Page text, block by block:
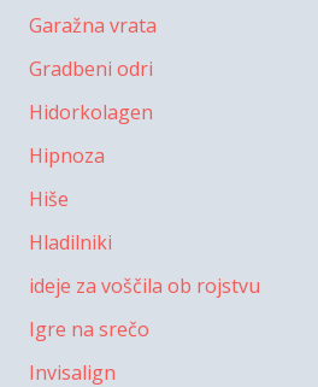
Garažna vrata
Gradbeni odri
Hidorkolagen
Hipnoza
Hiše
Hladilniki
ideje za voščila ob rojstvu
Igre na srečo
Invisalign